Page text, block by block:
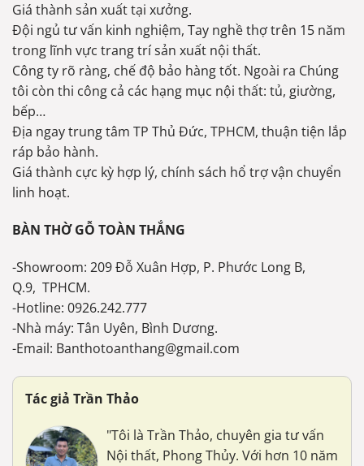
Giá thành sản xuất tại xưởng.
Đội ngủ tư vấn kinh nghiệm, Tay nghề thợ trên 15 năm
trong lĩnh vực trang trí sản xuất nội thất.
Công ty rõ ràng, chế độ bảo hàng tốt. Ngoài ra Chúng
tôi còn thi công cả các hạng mục nội thất: tủ, giường,
bếp…
Địa ngay trung tâm TP Thủ Đức, TPHCM, thuận tiện lắp
ráp bảo hành.
Giá thành cực kỳ hợp lý, chính sách hổ trợ vận chuyển
linh hoạt.
BÀN THỜ GỖ TOÀN THẮNG
-Showroom: 209 Đỗ Xuân Hợp, P. Phước Long B,
Q.9, TPHCM.
-Hotline: 0926.242.777
-Nhà máy: Tân Uyên, Bình Dương.
-Email: Banthotoanthang@gmail.com
Tác giả Trần Thảo
"Tôi là Trần Thảo, chuyên gia tư vấn
Nội thất, Phong Thủy. Với hơn 10 năm